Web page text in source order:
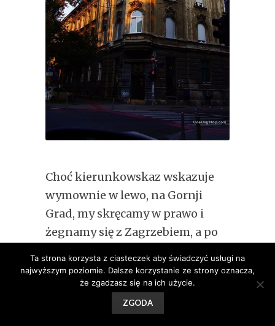
Choć kierunkowskaz wskazuje
wymownie w lewo, na Gornji
Grad, my skręcamy w prawo i
żegnamy się z Zagrzebiem, a po
Następnym przystankiem będzie
węgierski Balaton.
Ta strona korzysta z ciasteczek aby świadczyć usługi na
najwyższym poziomie. Dalsze korzystanie ze strony oznacza,
że zgadzasz się na ich użycie.
ZGODA